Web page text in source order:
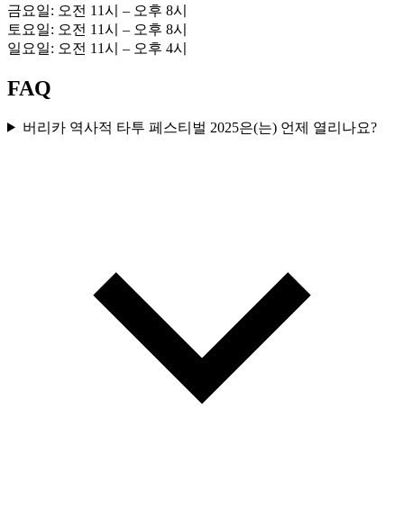
금요일: 오전 11시 – 오후 8시
토요일: 오전 11시 – 오후 8시
일요일: 오전 11시 – 오후 4시
FAQ
버리카 역사적 타투 페스티벌 2025은(는) 언제 열리나요?